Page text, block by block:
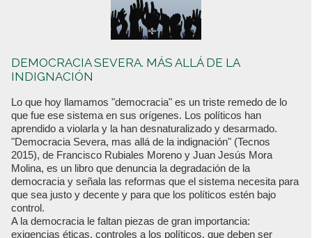
DEMOCRACIA SEVERA. MÁS ALLÁ DE LA
INDIGNACIÓN
Lo que hoy llamamos "democracia" es un triste remedo de lo
que fue ese sistema en sus orígenes. Los políticos han
aprendido a violarla y la han desnaturalizado y desarmado.
"Democracia Severa, mas allá de la indignación" (Tecnos
2015), de Francisco Rubiales Moreno y Juan Jesús Mora
Molina, es un libro que denuncia la degradación de la
democracia y señala las reformas que el sistema necesita para
que sea justo y decente y para que los políticos estén bajo
control.
A la democracia le faltan piezas de gran importancia:
exigencias éticas, controles a los políticos, que deben ser